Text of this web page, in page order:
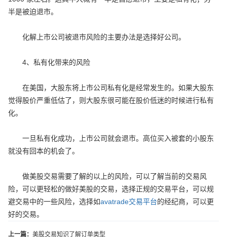
半是被迫退市。
化解上市公司被退市风险的主要办法是选择好公司。
4、私有化带来的风险
在美国，大股东将上市公司私有化是经常发生的。如果大股东
觉得股价严重低估了，则大股东很可能在股价低迷的时候进行私有
化。
一旦私有化成功，上市公司就会退市。高位买入被套的小股东
就没有回本的机会了。
做美股交易需要了解的以上的风险，可以了解当前的交易风
险，可以更轻松的做好美股的交易，选择正规的交易平台，可以规
避交易中的一些风险，选择如avatrade交易平台的经纪商，可以更
好的交易。
上一篇： 美股交易知识了解订单类型